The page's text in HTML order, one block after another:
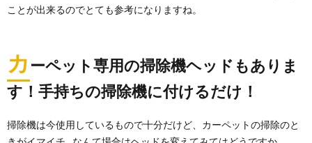
ことが出来るのでとても参考になりますね。
カ ーペット専用の掃除機ヘッドもありま
す！手持ちの掃除機に付けるだけ！
掃除機は今使用しているもので十分だけど、カーペットの掃除のと